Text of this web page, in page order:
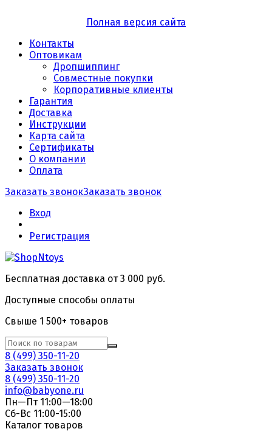
Полная версия сайта
Контакты
Оптовикам
Дропшиппинг
Совместные покупки
Корпоративные клиенты
Гарантия
Доставка
Инструкции
Карта сайта
Сертификаты
О компании
Оплата
Заказать звонокЗаказать звонок
Вход
Регистрация
Бесплатная доставка от 3 000 руб.
Доступные способы оплаты
Свыше 1 500+ товаров
8 (499) 350-11-20
Заказать звонок
8 (499) 350-11-20
info@babyone.ru
Пн—Пт 11:00—18:00
Сб-Вс 11:00-15:00
Каталог товаров